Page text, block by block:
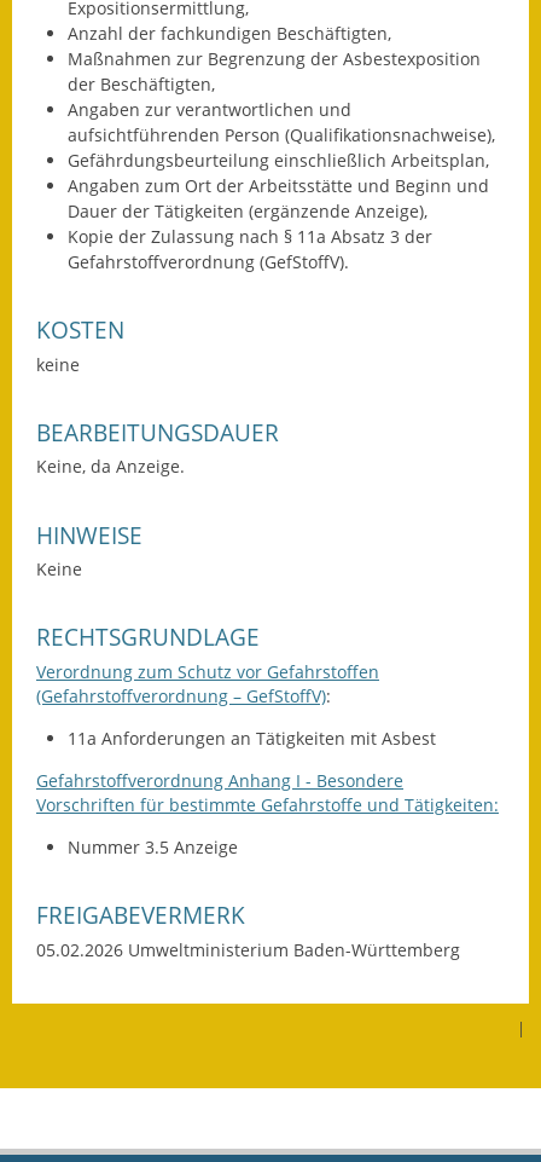
Kirchen
Termine &
Veranstaltungen
Vereine
Wirtschaft
Expositionsermittlung,
Anzahl der fachkundigen Beschäftigten,
Maßnahmen zur Begrenzung der Asbestexposition
der Beschäftigten,
Angaben zur verantwortlichen und
aufsichtführenden Person (Qualifikationsnachweise),
Gefährdungsbeurteilung einschließlich Arbeitsplan,
Angaben zum Ort der Arbeitsstätte und Beginn und
Dauer der Tätigkeiten (ergänzende Anzeige),
Kopie der Zulassung nach § 11a Absatz 3 der
Gefahrstoffverordnung (GefStoffV).
KOSTEN
keine
BEARBEITUNGSDAUER
Keine, da Anzeige.
HINWEISE
Keine
RECHTSGRUNDLAGE
Verordnung zum Schutz vor Gefahrstoffen
(Gefahrstoffverordnung – GefStoffV):
11a Anforderungen an Tätigkeiten mit Asbest
Gefahrstoffverordnung Anhang I - Besondere
Vorschriften für bestimmte Gefahrstoffe und Tätigkeiten:
Nummer 3.5 Anzeige
FREIGABEVERMERK
05.02.2026 Umweltministerium Baden-Württemberg
|